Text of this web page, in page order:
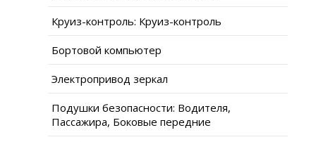
Круиз-контроль: Круиз-контроль
Бортовой компьютер
Электропривод зеркал
Подушки безопасности: Водителя,
Пассажира, Боковые передние